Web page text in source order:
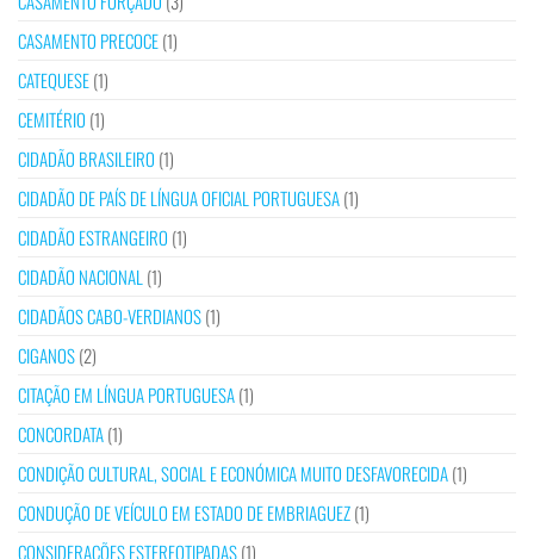
CASAMENTO PRECOCE(1)
CATEQUESE(1)
CEMITÉRIO (1)
CIDADÃO BRASILEIRO (1)
CIDADÃO DE PAÍS DE LÍNGUA OFICIAL PORTUGUESA(1)
CIDADÃO ESTRANGEIRO (1)
CIDADÃO NACIONAL (1)
CIDADÃOS CABO-VERDIANOS(1)
CIGANOS(2)
CITAÇÃO EM LÍNGUA PORTUGUESA(1)
CONCORDATA(1)
CONDIÇÃO CULTURAL, SOCIAL E ECONÓMICA MUITO DESFAVORECIDA(1)
CONDUÇÃO DE VEÍCULO EM ESTADO DE EMBRIAGUEZ(1)
CONSIDERAÇÕES ESTEREOTIPADAS(1)